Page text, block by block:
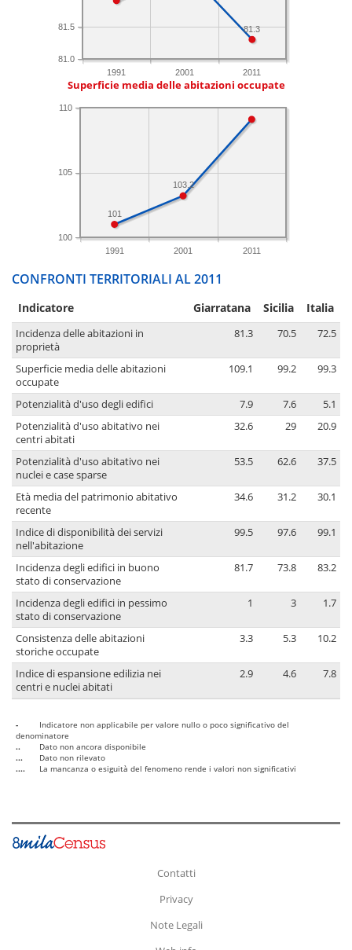
1991 2001 2011
81.0
81.5 81.3
Superficie media delle abitazioni occupate
1991 2001 2011
100
105
110
103.2
101
CONFRONTI TERRITORIALI AL 2011
Indicatore Giarratana Sicilia Italia
Incidenza delle abitazioni in
proprietà
81.3 70.5 72.5
Superficie media delle abitazioni
occupate
109.1 99.2 99.3
Potenzialità d'uso degli edifici 7.9 7.6
5.1
Potenzialità d'uso abitativo nei
centri abitati
32.6 29 20.9
Potenzialità d'uso abitativo nei
nuclei e case sparse
53.5 62.6 37.5
Età media del patrimonio abitativo
recente
34.6 31.2 30.1
Indice di disponibilità dei servizi
nell'abitazione
99.5 97.6 99.1
Incidenza degli edifici in buono
stato di conservazione
81.7 73.8 83.2
Incidenza degli edifici in pessimo
stato di conservazione
1 3 1.7
Consistenza delle abitazioni
storiche occupate
3.3 5.3 10.2
Indice di espansione edilizia nei
centri e nuclei abitati
2.9 4.6 7.8
-
Indicatore non applicabile per valore nullo o poco significativo del
denominatore
..
Dato non ancora disponibile
...
Dato non rilevato
....
La mancanza o esiguità del fenomeno rende i valori non significativi
Contatti
Privacy
Note Legali